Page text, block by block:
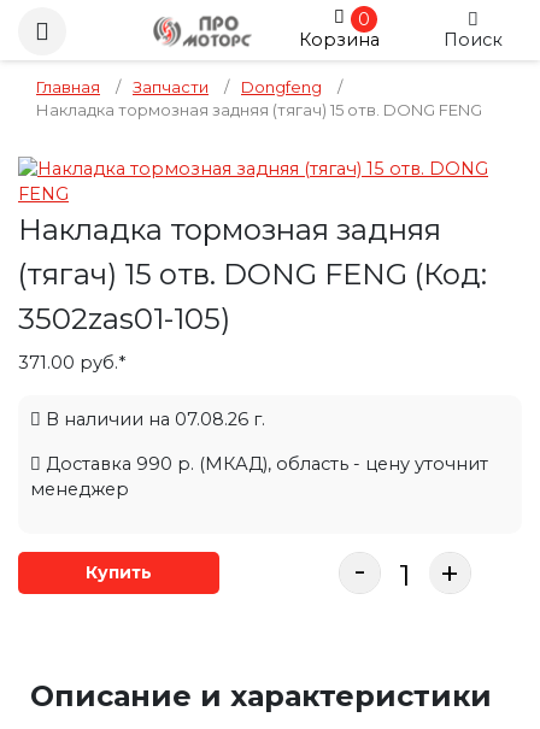
0
Корзина
Поиск
Главная / Запчасти / Dongfeng
/
Накладка тормозная задняя (тягач) 15 отв. DONG FENG
Накладка тормозная задняя
(тягач) 15 отв. DONG FENG (Код:
3502zas01-105)
371.00 руб.*
В наличии на 07.08.26 г.
Доставка 990 р. (МКАД), область - цену уточнит
менеджер
Купить - +
Описание и характеристики